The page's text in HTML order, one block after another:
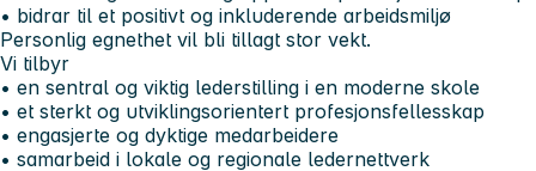
• bidrar til et positivt og inkluderende arbeidsmiljø
Personlig egnethet vil bli tillagt stor vekt.
Vi tilbyr
• en sentral og viktig lederstilling i en moderne skole
• et sterkt og utviklingsorientert profesjonsfellesskap
• engasjerte og dyktige medarbeidere
• samarbeid i lokale og regionale ledernettverk